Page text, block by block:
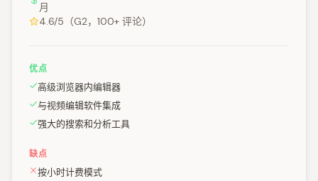
月
4.6/5（G2，100+ 评论）
优点
高级浏览器内编辑器
与视频编辑软件集成
强大的搜索和分析工具
缺点
按小时计费模式